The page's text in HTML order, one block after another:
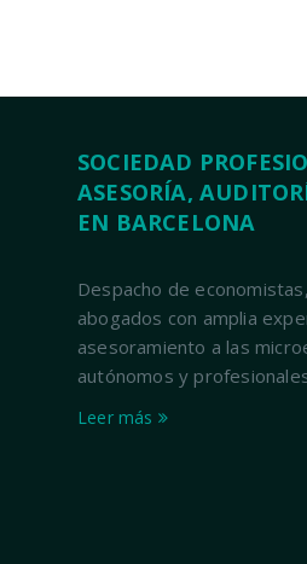
SOCIEDAD
ASESORÍA,
EN BARCELONA
Despacho de
abogados con amplia
asesoramiento a las
autónomos y
Leer más